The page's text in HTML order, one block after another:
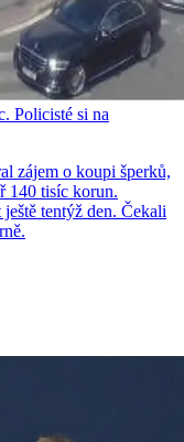
Policisté si na
zájem o koupi šperků,
140 tisíc korun.
tentýž den. Čekali